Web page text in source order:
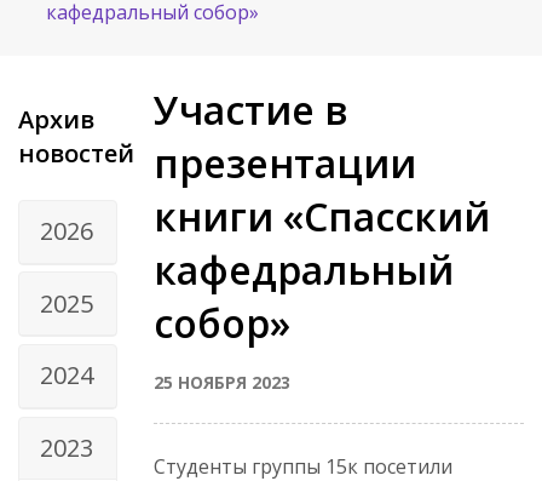
кафедральный собор»
Архив
новостей
2026
2025
2024
2023
Участие в
презентации
книги «Спасский
кафедральный
собор»
25 НОЯБРЯ 2023
Студенты группы 15к посетили